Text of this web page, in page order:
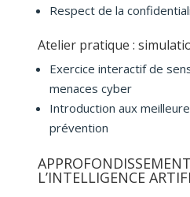
Respect de la
Atelier pratique :
Exercice interactif de
menaces cyber
Introduction aux
prévention
L’INTELLIGENCE